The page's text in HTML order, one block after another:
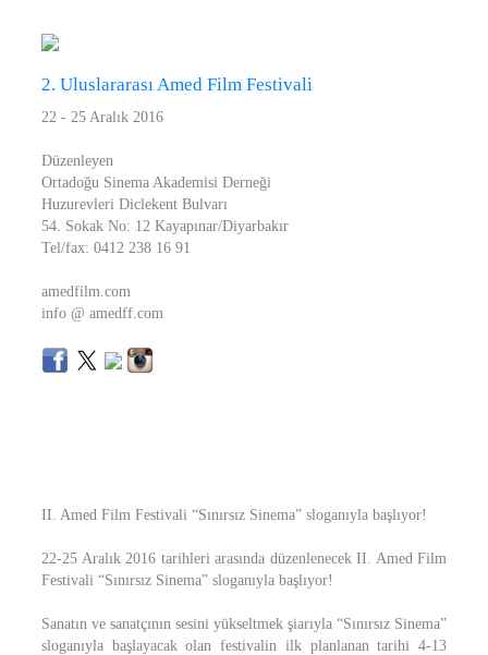
2. Uluslararası Amed Film Festivali
22 - 25 Aralık 2016
Düzenleyen
Ortadoğu Sinema Akademisi Derneği
Huzurevleri Diclekent Bulvarı
54. Sokak No: 12 Kayapınar/Diyarbakır
Tel/fax: 0412 238 16 91
amedfilm.com
info @ amedff.com
II. Amed Film Festivali “Sınırsız Sinema” sloganıyla başlıyor!
22-25 Aralık 2016 tarihleri arasında düzenlenecek II. Amed Film
Festivali “Sınırsız Sinema” sloganıyla başlıyor!
Sanatın ve sanatçının sesini yükseltmek şiarıyla “Sınırsız Sinema”
sloganıyla başlayacak olan festivalin ilk planlanan tarihi 4-13